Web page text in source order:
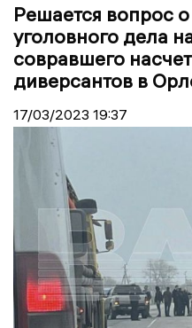
Решается вопрос
уголовного дела
совравшего
диверсантов в
17/03/2023 19:37